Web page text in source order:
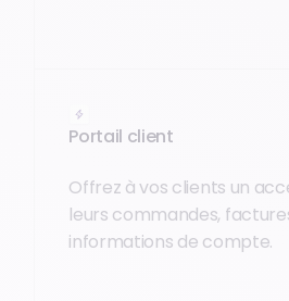
Portail client
Offrez à vos clients un
leurs commandes,
informations de compte.